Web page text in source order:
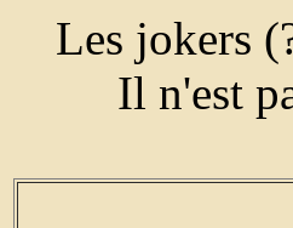
Les jokers
Il n'est